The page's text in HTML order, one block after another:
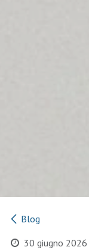
Blog
30 giugno 2026